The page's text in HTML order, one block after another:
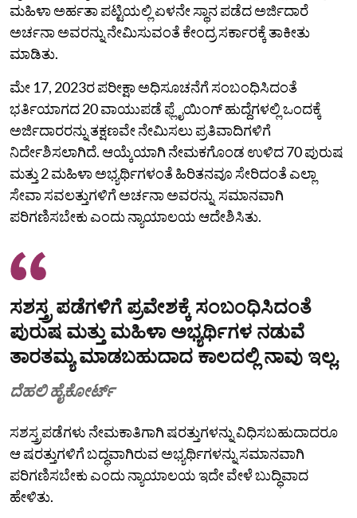
ಮಹಿಳಾ ಅರ್ಹತಾ ಪಟ್ಟಿಯಲ್ಲಿ ಏಳನೇ ಸ್ಥಾನ ಪಡೆದ ಅರ್ಜಿದಾರೆ
ಅರ್ಚನಾ ಅವರನ್ನು ನೇಮಿಸುವಂತೆ ಕೇಂದ್ರ ಸರ್ಕಾರಕ್ಕೆ ತಾಕೀತು
ಮಾಡಿತು.
ಮೇ 17, 2023ರ ಪರೀಕ್ಷಾ ಅಧಿಸೂಚನೆಗೆ ಸಂಬಂಧಿಸಿದಂತೆ
ಭರ್ತಿಯಾಗದ 20 ವಾಯುಪಡೆ ಫ್ಲೈಯಿಂಗ್ ಹುದ್ದೆಗಳಲ್ಲಿ ಒಂದಕ್ಕೆ
ಅರ್ಜಿದಾರರನ್ನು ತಕ್ಷಣವೇ ನೇಮಿಸಲು ಪ್ರತಿವಾದಿಗಳಿಗೆ
ನಿರ್ದೇಶಿಸಲಾಗಿದೆ. ಆಯ್ಕೆಯಾಗಿ ನೇಮಕಗೊಂಡ ಉಳಿದ 70 ಪುರುಷ
ಮತ್ತು 2 ಮಹಿಳಾ ಅಭ್ಯರ್ಥಿಗಳಂತೆ ಹಿರಿತನವೂ ಸೇರಿದಂತೆ ಎಲ್ಲಾ
ಸೇವಾ ಸವಲತ್ತುಗಳಿಗೆ ಅರ್ಚನಾ ಅವರನ್ನು ಸಮಾನವಾಗಿ
ಪರಿಗಣಿಸಬೇಕು ಎಂದು ನ್ಯಾಯಾಲಯ ಆದೇಶಿಸಿತು.
ಸಶಸ್ತ್ರ ಪಡೆಗಳಿಗೆ ಪ್ರವೇಶಕ್ಕೆ ಸಂಬಂಧಿಸಿದಂತೆ
ಪುರುಷ ಮತ್ತು ಮಹಿಳಾ ಅಭ್ಯರ್ಥಿಗಳ ನಡುವೆ
ತಾರತಮ್ಯ ಮಾಡಬಹುದಾದ ಕಾಲದಲ್ಲಿ ನಾವು ಇಲ್ಲ.
ದೆಹಲಿ ಹೈಕೋರ್ಟ್
ಸಶಸ್ತ್ರಪಡೆಗಳು ನೇಮಕಾತಿಗಾಗಿ ಷರತ್ತುಗಳನ್ನು ವಿಧಿಸಬಹುದಾದರೂ
ಆ ಷರತ್ತುಗಳಿಗೆ ಬದ್ಧವಾಗಿರುವ ಅಭ್ಯರ್ಥಿಗಳನ್ನು ಸಮಾನವಾಗಿ
ಪರಿಗಣಿಸಬೇಕು ಎಂದು ನ್ಯಾಯಾಲಯ ಇದೇ ವೇಳೆ ಬುದ್ಧಿವಾದ
ಹೇಳಿತು.